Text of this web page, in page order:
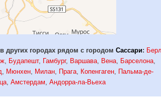
других городах рядом с городомСассари:
, Будапешт, Гамбург, Варшава, Вена, Барселона,
, Мюнхен, Милан, Прага, Копенгаген, Пальма-де-
,Амстердам,Андорра-ла-Вьеха